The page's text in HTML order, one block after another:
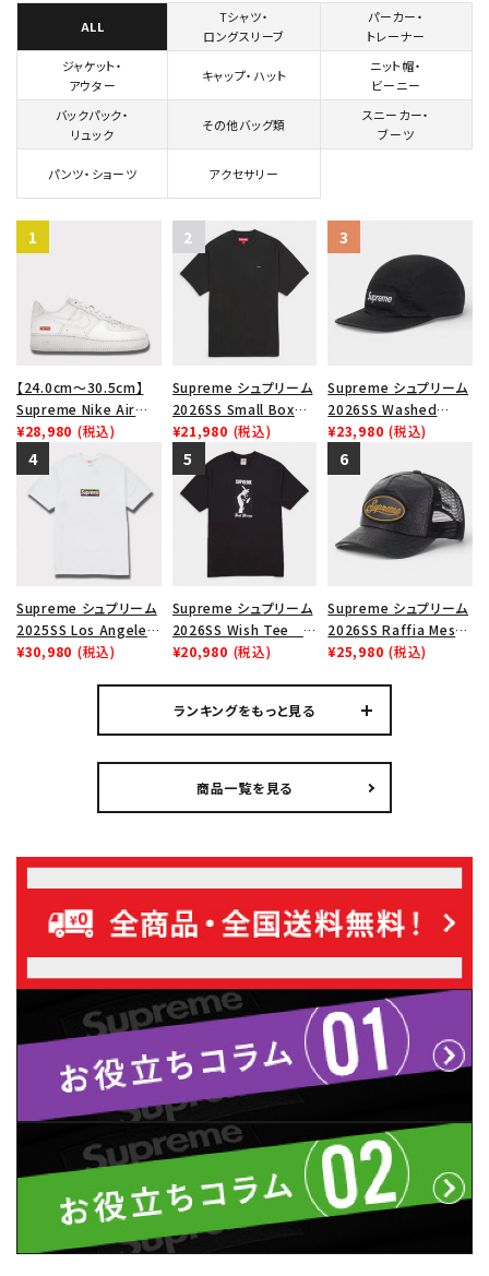
2025AW 2025SS
Tシャツ・ロングスリーブ
パーカー・クルーネック
ブラックスウェット
カテゴリーから探す
コラボレーションブランドから探す
並び順
円 ～
円
在庫のない商品を表示する
絞り込んで検索する
ALL
Tシャツ・
ロングスリーブ
パーカー・
トレーナー
ジャケット・
アウター
キャップ・ハット
ニット帽・
ビーニー
バックパック・
リュック
その他バッグ類
スニーカー・
ブーツ
パンツ・ショーツ アクセサリー
【24.0cm～30.5cm】
Supreme Nike Air
Force 1 Low シュプリ
ーム ナイキエアフォース
１スニーカー シューズ
ホワイト
¥28,980 (税込)
Supreme シュプリーム
2026SS Small Box
Tee スモールボックスT
シャツ ブラック
¥21,980 (税込)
Supreme シュプリーム
2026SS Washed
Chino Twill Camp
Cap ウォッシュド チノ
ツイル キャンプキャップ
ブラック
¥23,980 (税込)
Supreme シュプリーム
2025SS Los Angeles
Fire Relief Box Logo
¥30,980 (税込)
Supreme シュプリーム
2026SS Wish Tee ウ
ィッシュTシャツ ブラッ
¥20,980 (税込)
Supreme シュプリーム
2026SS Raffia Mesh
Back 5-Panel ラフィア
¥25,980 (税込)
ランキングをもっと見る
商品一覧を見る